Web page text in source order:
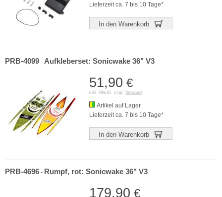
Lieferzeit ca. 7 bis 10 Tage*
In den Warenkorb
PRB-4099 - Aufkleberset: Sonicwake 36" V3
51,90 €
inkl. MwSt. zzgl. Versand
Artikel auf Lager
Lieferzeit ca. 7 bis 10 Tage*
In den Warenkorb
PRB-4696 - Rumpf, rot: Sonicwake 36" V3
179,90 €